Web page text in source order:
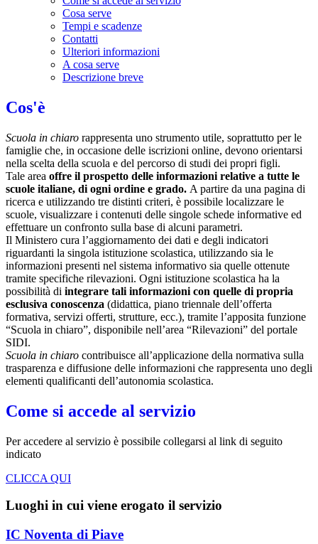
Cosa serve
Tempi e scadenze
Contatti
Ulteriori informazioni
A cosa serve
Descrizione breve
Cos'è
Scuola in chiaro rappresenta uno strumento utile, soprattutto per le
famiglie che, in occasione delle iscrizioni online, devono orientarsi
nella scelta della scuola e del percorso di studi dei propri figli.
Tale area offre il prospetto delle informazioni relative a tutte le
scuole italiane, di ogni ordine e grado. A partire da una pagina di
ricerca e utilizzando tre distinti criteri, è possibile localizzare le
scuole, visualizzare i contenuti delle singole schede informative ed
effettuare un confronto sulla base di alcuni parametri.
Il Ministero cura l’aggiornamento dei dati e degli indicatori
riguardanti la singola istituzione scolastica, utilizzando sia le
informazioni presenti nel sistema informativo sia quelle ottenute
tramite specifiche rilevazioni. Ogni istituzione scolastica ha la
possibilità di integrare tali informazioni con quelle di propria
esclusiva conoscenza (didattica, piano triennale dell’offerta
formativa, servizi offerti, strutture, ecc.), tramite l’apposita funzione
“Scuola in chiaro”, disponibile nell’area “Rilevazioni” del portale
SIDI.
Scuola in chiaro contribuisce all’applicazione della normativa sulla
trasparenza e diffusione delle informazioni che rappresenta uno degli
elementi qualificanti dell’autonomia scolastica.
Come si accede al servizio
Per accedere al servizio è possibile collegarsi al link di seguito
indicato
CLICCA QUI
Luoghi in cui viene erogato il servizio
IC Noventa di Piave